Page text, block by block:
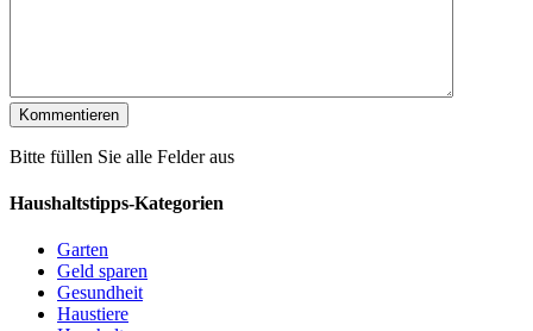
Bitte füllen Sie alle Felder aus
Haushaltstipps-Kategorien
Garten
Geld sparen
Gesundheit
Haustiere